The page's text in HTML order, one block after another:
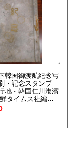
韓国御渡航紀念写
・記念スタンプ
地・韓国仁川港濱
鮮タイムス社編輯